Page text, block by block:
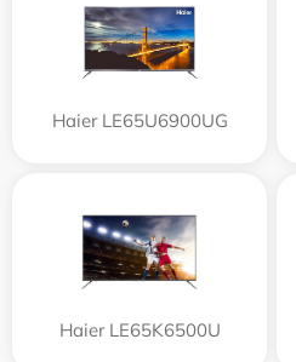
Haier LE65U6900UG
Haier LE65K6500U